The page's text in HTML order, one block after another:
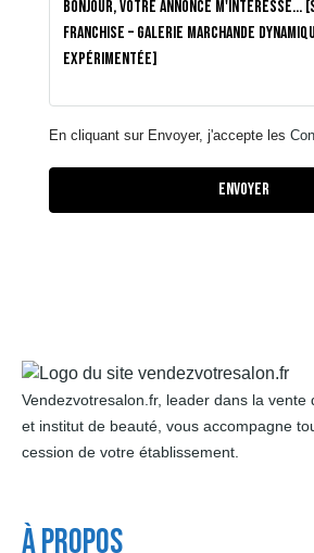
En cliquant sur Envoyer, j'accepte les
Envoyer
Vendezvotresalon.fr, leader dans la vente
et institut de beauté, vous accompagne
cession de votre établissement.
À Propos